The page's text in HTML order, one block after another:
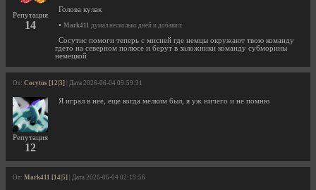
Репутация
14
Голова кулак
• Mark411 думал несколько дней и добавил:
Сосутис помоги теперь с мисией где немцы окружают твою команду
гдето на северном полюсе и берут в заложники команду субморины
немецкой
От: Cocytus [12|3] | Дата 2026-06-04 09:59:31
Репутация
12
Я играл в нее, еще когда мелким был, я уж ничего и не помню
От: Mark411 [14|5] | Дата 2026-06-04 02:19:56